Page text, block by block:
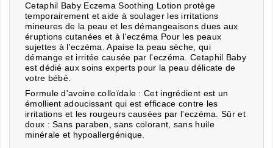
Cetaphil Baby Eczema Soothing Lotion protège
temporairement et aide à soulager les irritations
mineures de la peau et les démangeaisons dues aux
éruptions cutanées et à l'eczéma Pour les peaux
sujettes à l'eczéma. Apaise la peau sèche, qui
démange et irritée causée par l'eczéma.Cetaphil Baby
est dédié aux soins experts pour la peau délicate de
votre bébé.
Formule d'avoine colloïdale : Cet ingrédient est un
émollient adoucissant qui est efficace contre les
irritations et les rougeurs causées par l'eczéma. Sûr et
doux : Sans paraben, sans colorant, sans huile
minérale et hypoallergénique.